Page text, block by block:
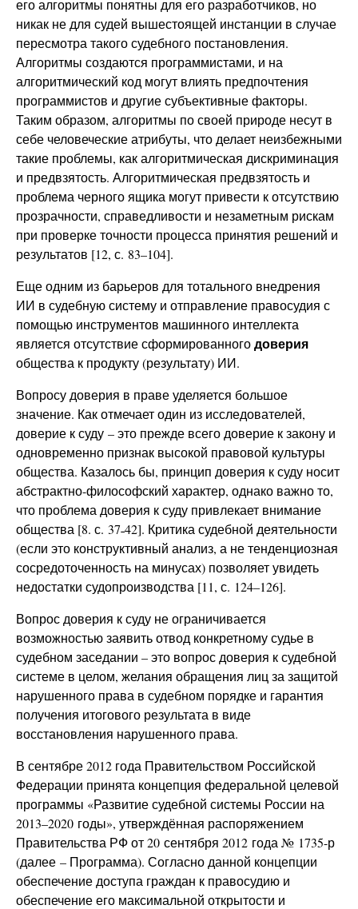
его алгоритмы понятны для его разработчиков, но
никак не для судей вышестоящей инстанции в случае
пересмотра такого судебного постановления.
Алгоритмы создаются программистами, и на
алгоритмический код могут влиять предпочтения
программистов и другие субъективные факторы.
Таким образом, алгоритмы по своей природе несут в
себе человеческие атрибуты, что делает неизбежными
такие проблемы, как алгоритмическая дискриминация
и предвзятость. Алгоритмическая предвзятость и
проблема черного ящика могут привести к отсутствию
прозрачности, справедливости и незаметным рискам
при проверке точности процесса принятия решений и
результатов [12, с. 83–104].
Еще одним из барьеров для тотального внедрения
ИИ в судебную систему и отправление правосудия с
помощью инструментов машинного интеллекта
является отсутствие сформированногодоверия
общества к продукту (результату) ИИ.
Вопросу доверия в праве уделяется большое
значение. Как отмечает один из исследователей,
доверие к суду – это прежде всего доверие к закону и
одновременно признак высокой правовой культуры
общества. Казалось бы, принцип доверия к суду носит
абстрактно-философский характер, однако важно то,
что проблема доверия к суду привлекает внимание
общества [8. с. 37˗42]. Критика судебной деятельности
(если это конструктивный анализ, а не тенденциозная
сосредоточенность на минусах) позволяет увидеть
недостатки судопроизводства [11, с. 124–126].
Вопрос доверия к суду не ограничивается
возможностью заявить отвод конкретному судье в
судебном заседании – это вопрос доверия к судебной
системе в целом, желания обращения лиц за защитой
нарушенного права в судебном порядке и гарантия
получения итогового результата в виде
восстановления нарушенного права.
В сентябре 2012 года Правительством Российской
Федерации принята концепция федеральной целевой
программы «Развитие судебной системы России на
2013–2020 годы», утверждённая распоряжением
Правительства РФ от 20 сентября 2012 года № 1735-р
(далее – Программа). Согласно данной концепции
обеспечение доступа граждан к правосудию и
обеспечение его максимальной открытости и